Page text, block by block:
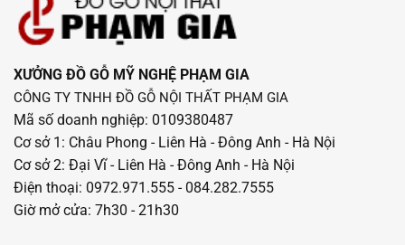
XƯỞNG ĐỒ GỖ MỸ NGHỆ PHẠM GIA
CÔNG TY TNHH ĐỒ GỖ NỘI THẤT PHẠM GIA
Mã số doanh nghiệp: 0109380487
Cơ sở 1: Châu Phong - Liên Hà - Đông Anh - Hà Nội
Cơ sở 2: Đại Vĩ - Liên Hà - Đông Anh - Hà Nội
Điện thoại: 0972.971.555 - 084.282.7555
Giờ mở cửa: 7h30 - 21h30